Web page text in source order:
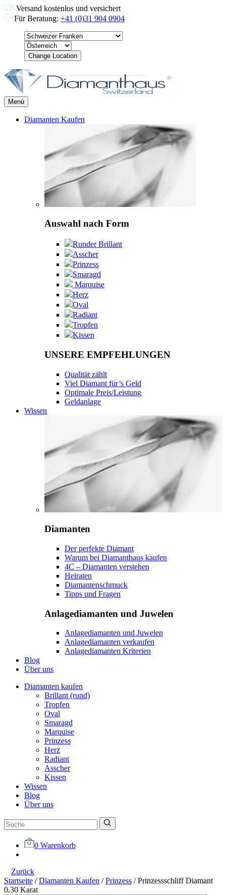
Versand kostenlos und versichert
Für Beratung: +41 (0)31 904 0904
Change Location
Menü
Diamanten Kaufen
Auswahl nach Form
Runder Brillant
Asscher
Prinzess
Smaragd
Marquise
Herz
Oval
Radiant
Tropfen
Kissen
UNSERE EMPFEHLUNGEN
Qualität zählt
Viel Diamant für’s Geld
Optimale Preis/Leistung
Geldanlage
Wissen
Diamanten
Der perfekte Diamant
Warum bei Diamanthaus kaufen
4C – Diamanten verstehen
Heiraten
Diamantenschmuck
Tipps und Fragen
Anlagediamanten und Juwelen
Anlagediamanten und Juwelen
Anlagediamanten verkaufen
Anlagediamanten Kriterien
Blog
Über uns
Diamanten kaufen
Brillant (rund)
Tropfen
Oval
Smaragd
Marquise
Prinzess
Herz
Radiant
Asscher
Kissen
Wissen
Blog
Über uns
0 Warenkorb
Zurück
Startseite /Diamanten Kaufen /Prinzess /Prinzessschliff Diamant
0.30 Karat